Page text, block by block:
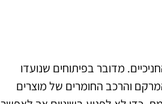
מדובר בפיתוחים שנועדו
והרכב החומרים של מוצרים